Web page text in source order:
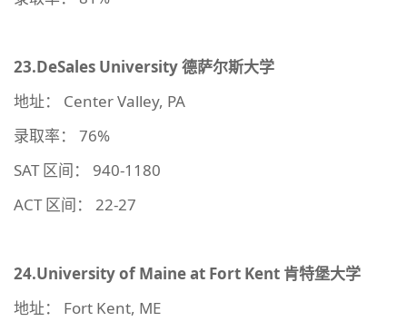
23.DeSales University德萨尔斯大学
地址： Center Valley, PA
录取率： 76%
SAT 区间： 940-1180
ACT 区间： 22-27
24.University of Maine at Fort Kent 肯特堡大学
地址： Fort Kent, ME